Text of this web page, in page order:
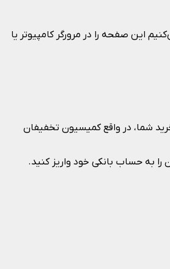
این صفحه را در مرورگر کامپیوتر یا
شما، در واقع کمیسیون تخفیفان
در تخفیفان استفاده کنید؛ یا اگر تمایل داشته باشید می‌توانید بعد از رسیدن مبلغ به 50 هزار تومان، آن را به حساب بانکی خود واریز کنید.